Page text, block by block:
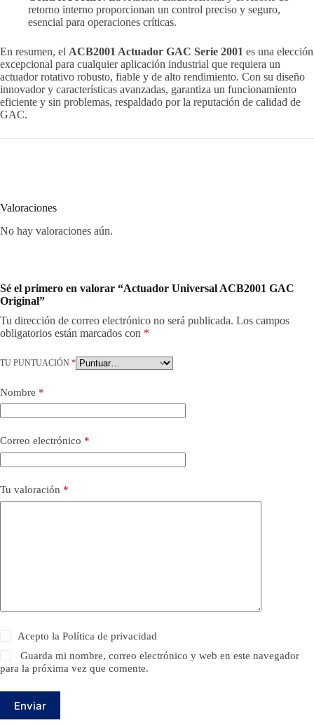
retorno interno proporcionan un control preciso y seguro,
esencial para operaciones críticas.
En resumen, el ACB2001 Actuador GAC Serie 2001 es una elección
excepcional para cualquier aplicación industrial que requiera un
actuador rotativo robusto, fiable y de alto rendimiento. Con su diseño
innovador y características avanzadas, garantiza un funcionamiento
eficiente y sin problemas, respaldado por la reputación de calidad de
GAC.
Valoraciones
No hay valoraciones aún.
Sé el primero en valorar “Actuador Universal ACB2001 GAC
Original”
Tu dirección de correo electrónico no será publicada. Los campos
obligatorios están marcados con *
TU PUNTUACIÓN *
Nombre *
Correo electrónico *
Tu valoración *
Acepto laPolítica de privacidad
Guarda mi nombre, correo electrónico y web en este navegador
para la próxima vez que comente.
Enviar